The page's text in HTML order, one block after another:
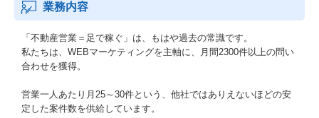
業務内容
「不動産営業＝足で稼ぐ」は、もはや過去の常識です。
私たちは、WEBマーケティングを主軸に、月間2300件以上の問い
合わせを獲得。
営業一人あたり月25～30件という、他社ではありえないほどの安
定した案件数を供給しています。